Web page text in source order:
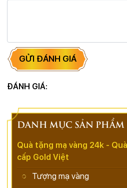
GỬI ĐÁNH GIÁ
ĐÁNH GIÁ:
DANH MỤC SẢN PHẨM
Quà tặng mạ vàng 24k -
cấp Gold Việt
Tượng mạ vàng